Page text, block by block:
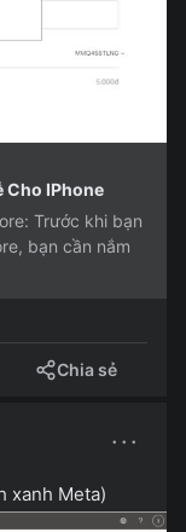
Cho IPhone
Trước khi bạn
bạn cần nắm
Chia sẻ
···
xanh Meta)